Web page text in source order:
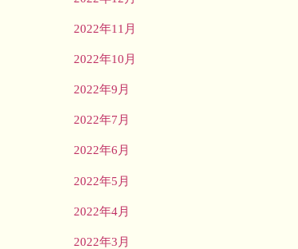
2022年11月
2022年10月
2022年9月
2022年7月
2022年6月
2022年5月
2022年4月
2022年3月